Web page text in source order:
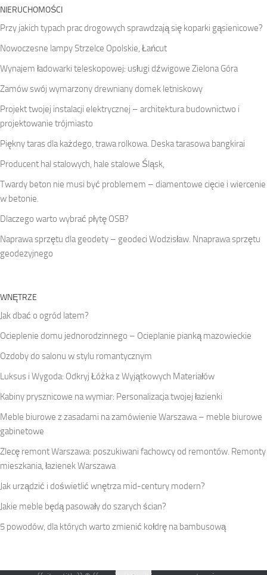
NIERUCHOMOŚCI
Przy jakich typach prac drogowych sprawdzają się koparki gąsienicowe?
Nowoczesne lampy Strzelce Opolskie, Łańcut
Wynajem ładowarki teleskopowej: usługi dźwigowe Zielona Góra
Zamów swój wymarzony drewniany domek letniskowy
Projekt twojej instalacji elektrycznej – architektura budownictwo i
projektowanie trójmiasto
Piękny taras dla każdego, trawa rolkowa. Deska tarasowa bangkirai
Producent hal stalowych, hale stalowe Śląsk,
Twardy beton nie musi być problemem – diamentowe cięcie i wiercenie
w betonie.
Dlaczego warto wybrać płytę OSB?
Naprawa sprzętu dla geodety – geodeci Wodzisław. Nnaprawa sprzętu
geodezyjnego
WNĘTRZE
Jak dbać o ogród latem?
Ocieplenie domu jednorodzinnego – Ocieplanie pianką mazowieckie
Ozdoby do salonu w stylu romantycznym
Luksus i Wygoda: Odkryj Łóżka z Wyjątkowych Materiałów
Kabiny prysznicowe na wymiar: Personalizacja twojej łazienki
Meble biurowe z zasadami na zamówienie Warszawa – meble biurowe
gabinetowe
Zlecę remont Warszawa: poszukiwani fachowcy od remontów. Remonty
mieszkania, łazienek Warszawa
Jak urządzić i doświetlić wnętrza mid-century modern?
Jakie meble będą pasowały do szarych ścian?
5 powodów, dla których warto zmienić kołdrę na bambusową